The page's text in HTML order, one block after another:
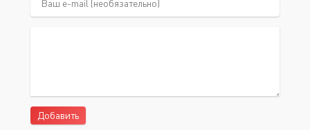
Добавить